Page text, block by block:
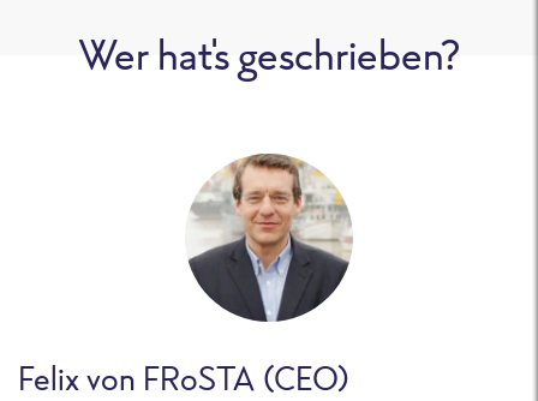
Wer hat's geschrieben?
Felix von FRoSTA (CEO)